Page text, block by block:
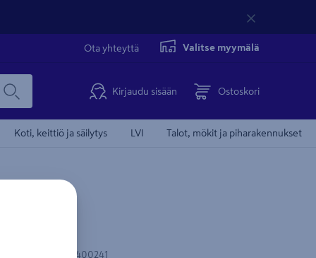
Ota yhteyttä Valitse myymälä
Kirjaudu sisään Ostoskori
Koti, keittiö ja säilytys LVI Talot, mökit ja piharakennukset
6430057400241